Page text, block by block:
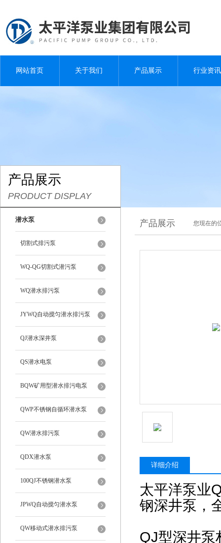
网站首页 关于我们 产品展示 行业资讯
产品展示
PRODUCT DISPLAY
潜水泵
切割式排污泵
WQ-QG切割式潜污泵
WQ潜水排污泵
JYWQ自动搅匀潜水排污泵
QJ潜水深井泵
QS潜水电泵
BQW矿用型潜水排污电泵
QWP不锈钢自循环潜水泵
QW潜水排污泵
QDX潜水泵
100QJ不锈钢潜水泵
JPWQ自动搅匀潜水泵
QW移动式潜水排污泵
产品展示 您现在的
详细介绍
太平洋泵业
钢深井泵，
QJ型深井泵